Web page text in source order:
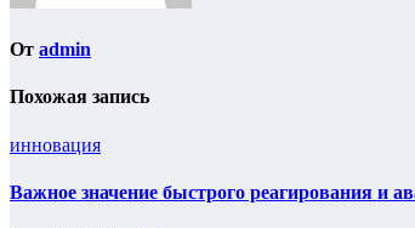
От admin
Похожая запись
инновация
Важное значение быстрого реагирования и